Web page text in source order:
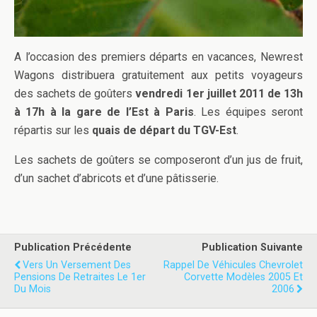
A l’occasion des premiers départs en vacances, Newrest
Wagons distribuera gratuitement aux petits voyageurs
des sachets de goûtersvendredi 1er juillet 2011 de 13h
à 17h à la gare de l’Est à Paris. Les équipes seront
répartis sur les quais de départ du TGV-Est.
Les sachets de goûters se composeront d’un jus de fruit,
d’un sachet d’abricots et d’une pâtisserie.
Publication Précédente
Vers Un Versement Des
Pensions De Retraites Le 1er
Du Mois
Publication Suivante
Rappel De Véhicules Chevrolet
Corvette Modèles 2005 Et
2006